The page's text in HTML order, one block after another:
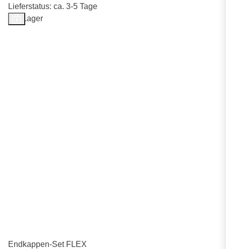
Lieferstatus: ca. 3-5 Tage
Auf Lager
Endkappen-Set FLEX